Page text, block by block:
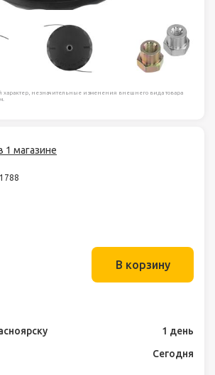
характер, незначительные изменения внешнего вида товара
1 магазине
В корзину
1 день
Сегодня